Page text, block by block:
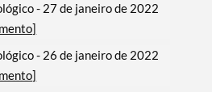
- 27 de janeiro de 2022
- 26 de janeiro de 2022